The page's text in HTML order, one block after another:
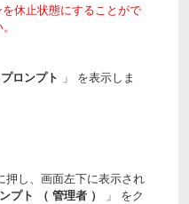
休止状態にすることがで
ロンプト 」 を表示しま
押し、画面左下に表示され
プト （ 管理者 ）
」 をク